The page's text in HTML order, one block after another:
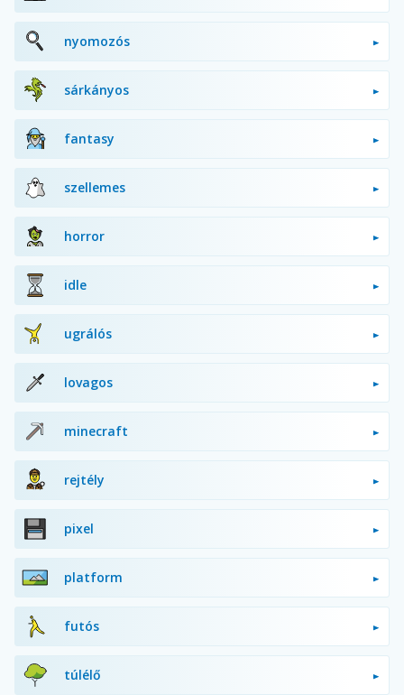
nyomozós
sárkányos
fantasy
szellemes
horror
idle
ugrálós
lovagos
minecraft
rejtély
pixel
platform
futós
túlélő